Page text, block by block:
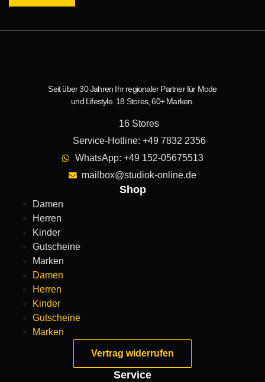
Seit über 30 Jahren Ihr regionaler Partner für Mode
und Lifestyle. 18 Stores, 60+ Marken.
16 Stores
Service-Hotline: +49 7832 2356
WhatsApp: +49 152-05675513
mailbox@studiok-online.de
Shop
Damen
Herren
Kinder
Gutscheine
Marken
Damen
Herren
Kinder
Gutscheine
Marken
Vertrag widerrufen
Service